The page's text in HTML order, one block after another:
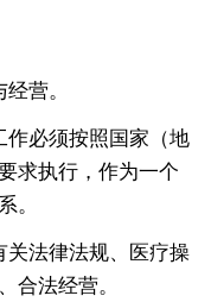
营。
作必须按照国家（地
求执行，作为一个
。
关法律法规、医疗操
合法经营。